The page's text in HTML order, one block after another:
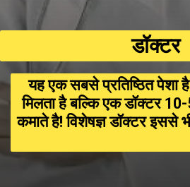
यह एक सबसे प्रतिष्ठित पेशा
मिलता है बल्कि एक डॉक्टर
कमाते है! विशेषज्ञ डॉक्टर इससे
डॉक्टर